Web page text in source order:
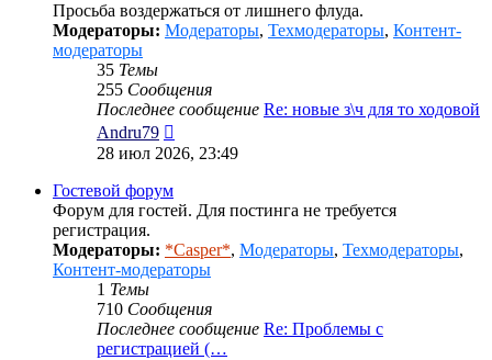
Просьба воздержаться от лишнего флуда.
Модераторы: Модераторы, Техмодераторы, Контент-
модераторы
35 Темы
255 Сообщения
Последнее сообщение Re: новые з\ч для то ходовой
Andru79
к
28 июл 2026, 23:49
Гостевой форум
Форум для гостей. Для постинга не требуется
регистрация.
Модераторы: *Casper*, Модераторы, Техмодераторы,
Контент-модераторы
1 Темы
710 Сообщения
Последнее сообщение Re: Проблемы с
регистрацией (…